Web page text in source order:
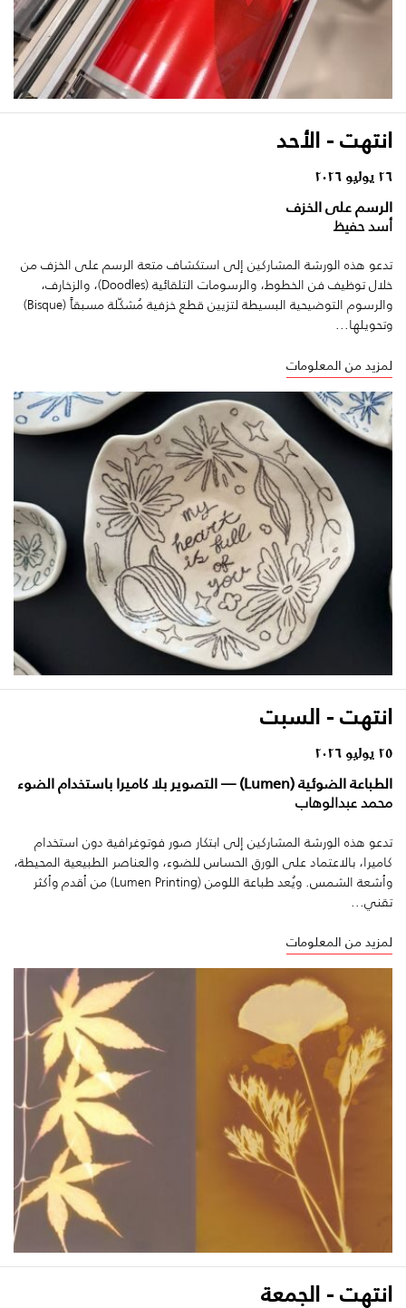
انتهت - الأحد
٢٦ يوليو ٢٠٢٦
الرسم على الخزف
أسد حفيظ
تدعو هذه الورشة المشاركين إلى استكشاف متعة الرسم على الخزف من
خلال توظيف فن الخطوط، والرسومات التلقائية (Doodles)، والزخارف،
والرسوم التوضيحية البسيطة لتزيين قطع خزفية مُشكّلة مسبقاً (Bisque)
وتحويلها...
لمزيد من المعلومات
انتهت - السبت
٢٥ يوليو ٢٠٢٦
الطباعة الضوئية (Lumen) — التصوير بلا كاميرا باستخدام الضوء
محمد عبدالوهاب
تدعو هذه الورشة المشاركين إلى ابتكار صور فوتوغرافية دون استخدام
كاميرا، بالاعتماد على الورق الحساس للضوء، والعناصر الطبيعية المحيطة،
وأشعة الشمس. ويُعد طباعة اللومن (Lumen Printing) من أقدم وأكثر
تقني...
لمزيد من المعلومات
انتهت - الجمعة